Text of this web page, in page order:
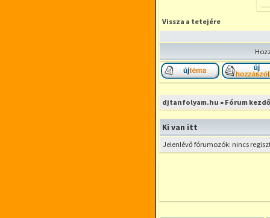
Vissza a tetejére
Új téma nyitása
djtanfolyam.hu » Fórum
Ki van itt
Jelenlévő fórumozók: nincs